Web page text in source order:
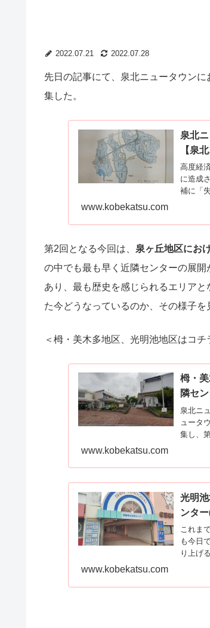
2022.07.21 2022.07.28
先日の記事にて、泉北ニュータウン
集した。
泉北
【泉
高度経
に造成
補に「
www.kobekatsu.com
第2回となる今回は、 泉ヶ丘地区にお
の中でも最も早く近隣センターの展
あり、最も歴史を感じられるエリア
た今どうなっているのか、その様子を
＜栂・美木多地区、光明池地区はコチ
栂・
隣セン
泉北ニ
ュータ
集し、
www.kobekatsu.com
光明
ンター
これま
も今日
り上げ
www.kobekatsu.com